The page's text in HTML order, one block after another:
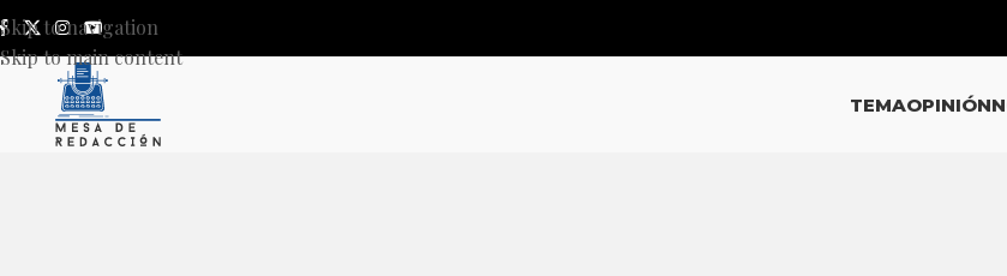
Skip to navigation
Skip to main content
TEMAOPINIÓN